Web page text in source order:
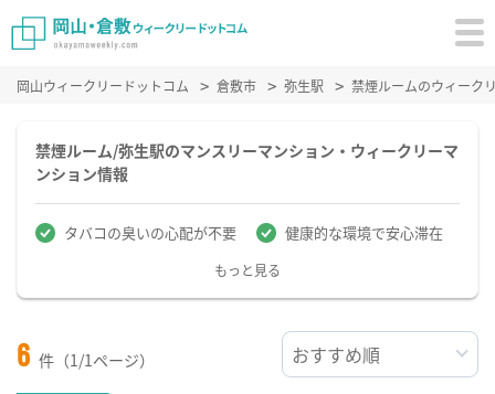
岡山ウィークリードットコム 倉敷市 弥生駅 禁煙ルームのウィーク
禁煙ルーム/弥生駅のマンスリーマンション・ウィークリーマ
ンション情報
タバコの臭いの心配が不要 健康的な環境で安心滞在
もっと見る
6 件（1/1ページ）